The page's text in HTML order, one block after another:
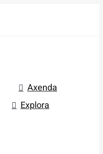
Axenda
Explora